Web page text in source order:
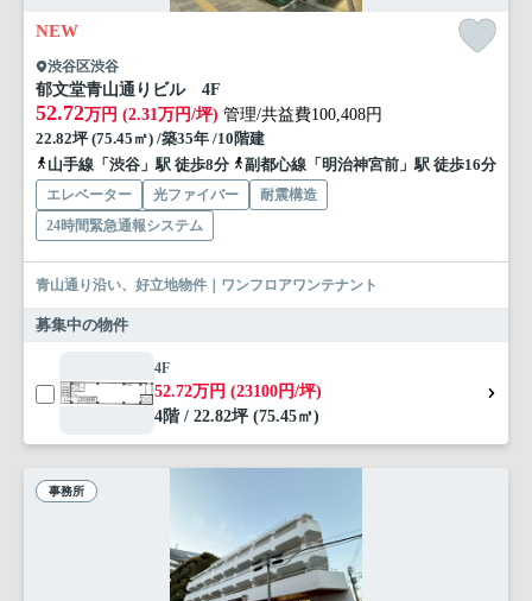
NEW
渋谷区渋谷
郁文堂青山通りビル 4F
52.72万円 (2.31万円/坪) 管理/共益費100,408円
22.82坪 (75.45㎡) /築35年 /10階建
山手線「渋谷」駅 徒歩8分
副都心線「明治神宮前」駅 徒歩16分
エレベーター 光ファイバー
耐震構造
24時間緊急通報システム
青山通り沿い、好立地物件｜ワンフロアワンテナント
募集中の物件
4F
52.72万円 (23100円/坪)
4階 / 22.82坪 (75.45㎡)
事務所